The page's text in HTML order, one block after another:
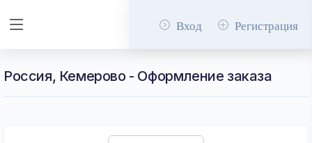
Вход Регистрация
Россия, Кемерово - Оформление заказа